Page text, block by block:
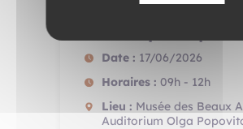
Date : 17/06/2026
Horaires : 09h - 12h
Lieu : Musée des Beaux
Auditorium Olga